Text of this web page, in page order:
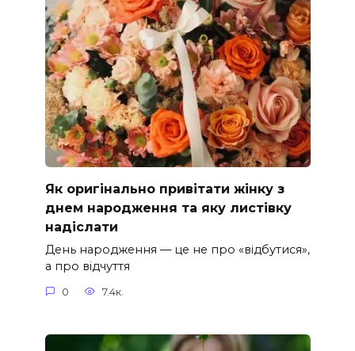
Як оригінально привітати жінку з
днем народження та яку листівку
надіслати
День народження — це не про «відбутися»,
а про відчуття
0 7.4к.